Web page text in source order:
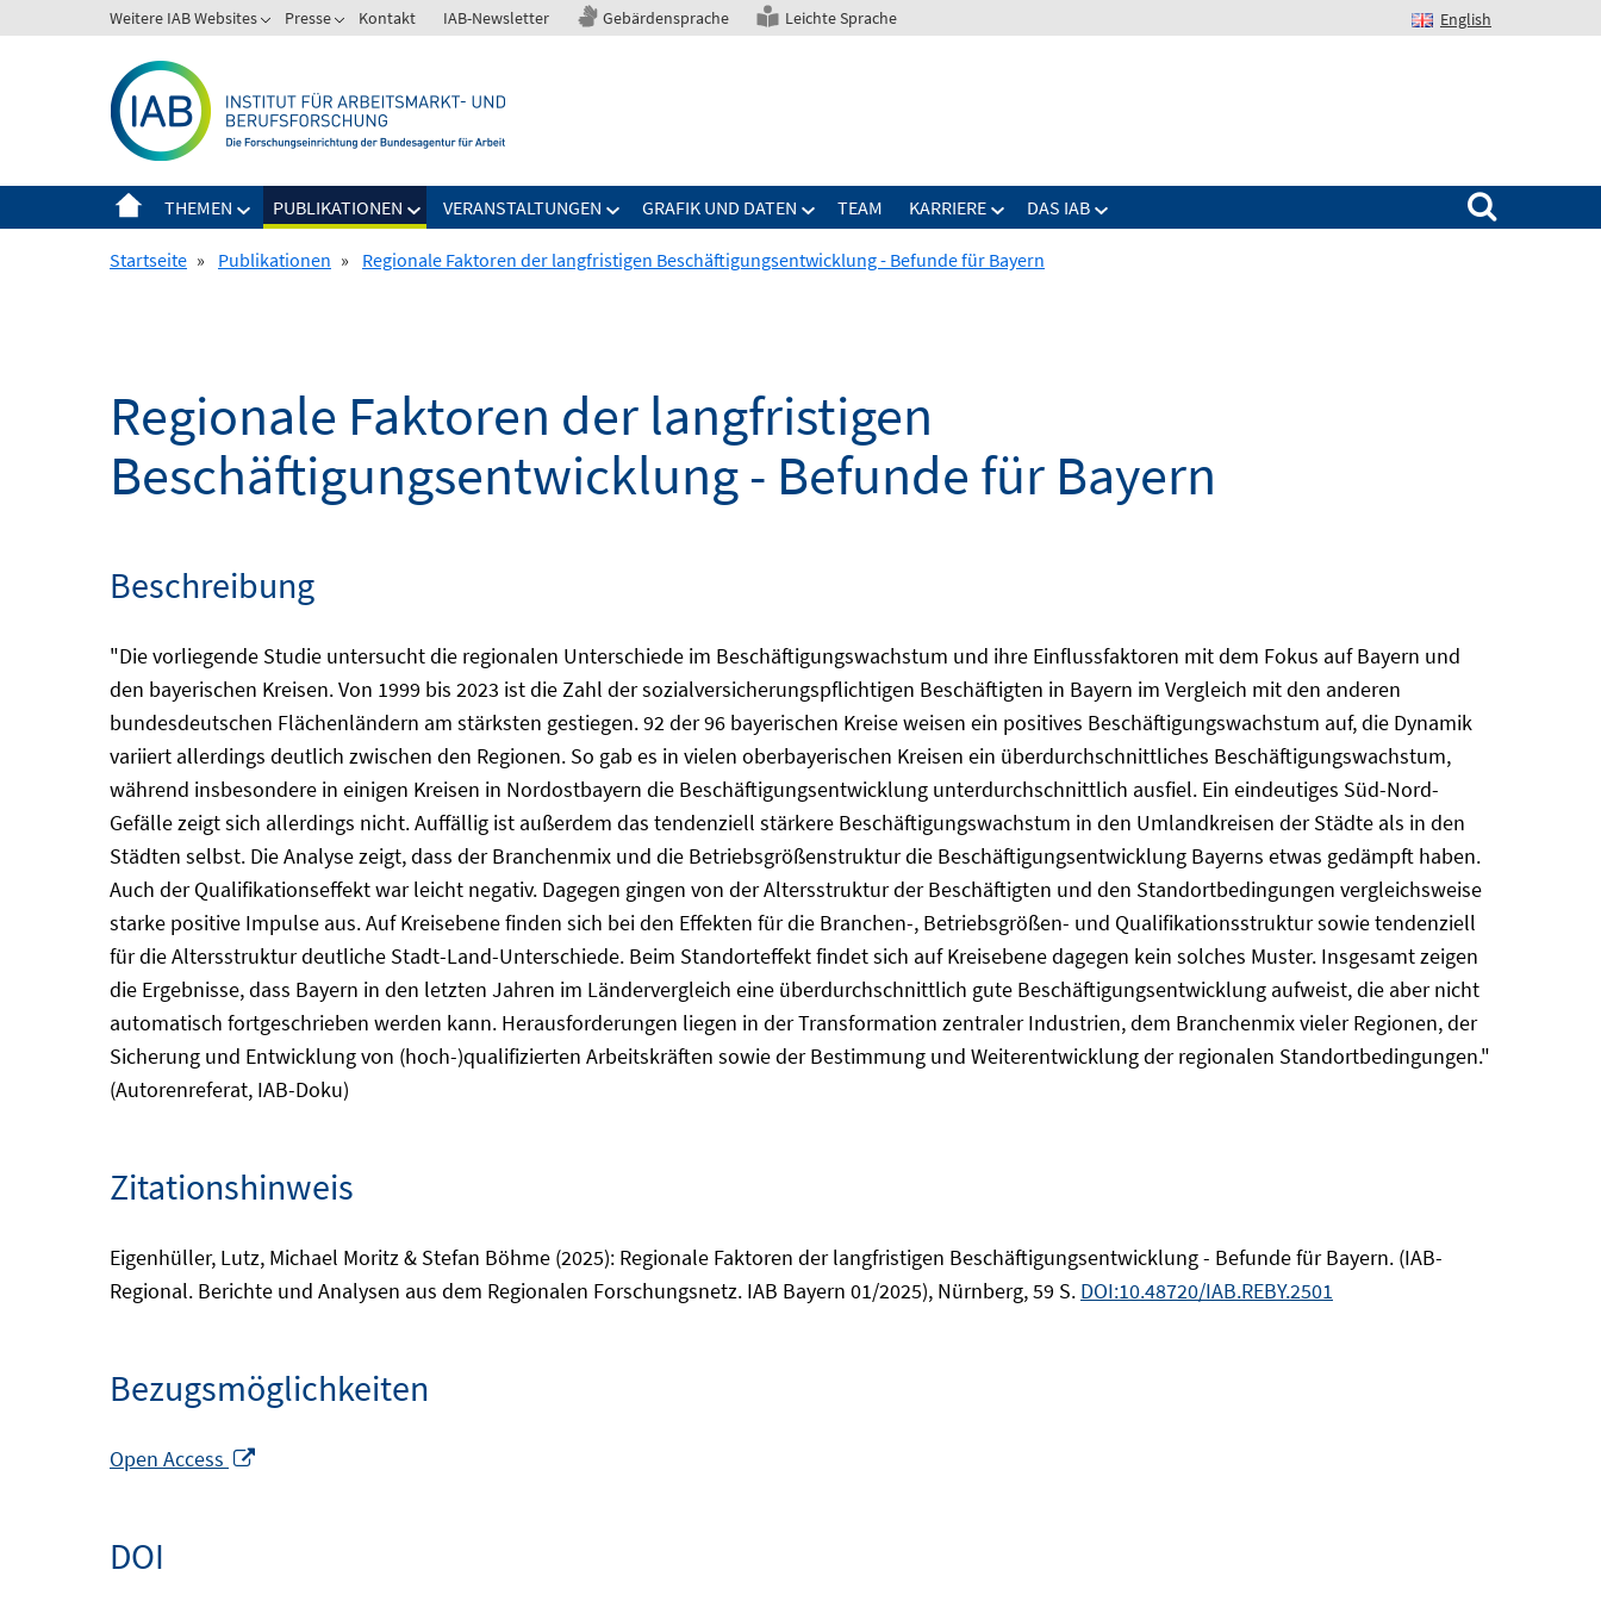
zum
Weitere IAB Websites Presse Kontakt IAB-Newsletter Gebärdensprache Leichte Sprache English
THEMEN PUBLIKATIONEN VERANSTALTUNGEN GRAFIK UND DATEN TEAM KARRIERE DAS IAB
Suchen nach:
Startseite » Publikationen » Regionale Faktoren der langfristigen Beschäftigungsentwicklung - Befunde für Bayern
Regionale Faktoren der langfristigen
Beschäftigungsentwicklung - Befunde für Bayern
Beschreibung
"Die vorliegende Studie untersucht die regionalen Unterschiede im Beschäftigungswachstum und ihre Einflussfaktoren mit dem Fokus auf Bayern und
den bayerischen Kreisen. Von 1999 bis 2023 ist die Zahl der sozialversicherungspflichtigen Beschäftigten in Bayern im Vergleich mit den anderen
bundesdeutschen Flächenländern am stärksten gestiegen. 92 der 96 bayerischen Kreise weisen ein positives Beschäftigungswachstum auf, die Dynamik
variiert allerdings deutlich zwischen den Regionen. So gab es in vielen oberbayerischen Kreisen ein überdurchschnittliches Beschäftigungswachstum,
während insbesondere in einigen Kreisen in Nordostbayern die Beschäftigungsentwicklung unterdurchschnittlich ausfiel. Ein eindeutiges Süd-Nord-
Gefälle zeigt sich allerdings nicht. Auffällig ist außerdem das tendenziell stärkere Beschäftigungswachstum in den Umlandkreisen der Städte als in den
Städten selbst. Die Analyse zeigt, dass der Branchenmix und die Betriebsgrößenstruktur die Beschäftigungsentwicklung Bayerns etwas gedämpft haben.
Auch der Qualifikationseffekt war leicht negativ. Dagegen gingen von der Altersstruktur der Beschäftigten und den Standortbedingungen vergleichsweise
starke positive Impulse aus. Auf Kreisebene finden sich bei den Effekten für die Branchen-, Betriebsgrößen- und Qualifikationsstruktur sowie tendenziell
für die Altersstruktur deutliche Stadt-Land-Unterschiede. Beim Standorteffekt findet sich auf Kreisebene dagegen kein solches Muster. Insgesamt zeigen
die Ergebnisse, dass Bayern in den letzten Jahren im Ländervergleich eine überdurchschnittlich gute Beschäftigungsentwicklung aufweist, die aber nicht
automatisch fortgeschrieben werden kann. Herausforderungen liegen in der Transformation zentraler Industrien, dem Branchenmix vieler Regionen, der
Sicherung und Entwicklung von (hoch-)qualifizierten Arbeitskräften sowie der Bestimmung und Weiterentwicklung der regionalen Standortbedingungen."
(Autorenreferat, IAB-Doku)
Zitationshinweis
Eigenhüller, Lutz, Michael Moritz & Stefan Böhme (2025): Regionale Faktoren der langfristigen Beschäftigungsentwicklung - Befunde für Bayern. (IAB-
Regional. Berichte und Analysen aus dem Regionalen Forschungsnetz. IAB Bayern 01/2025), Nürnberg, 59 S. DOI:10.48720/IAB.REBY.2501
Bezugsmöglichkeiten
Open Access
DOI